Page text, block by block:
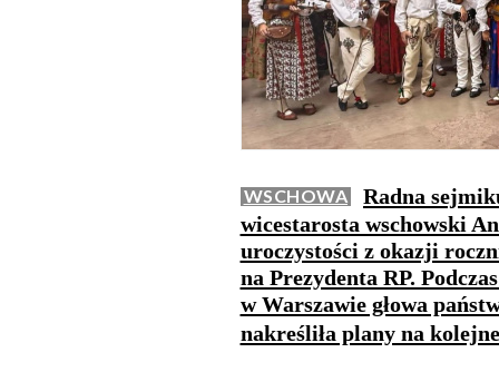
WSCHOWA
Radna
wicestarosta wschowski
uroczystości z okazji
na Prezydenta RP.
w Warszawie głowa
nakreśliła plany na